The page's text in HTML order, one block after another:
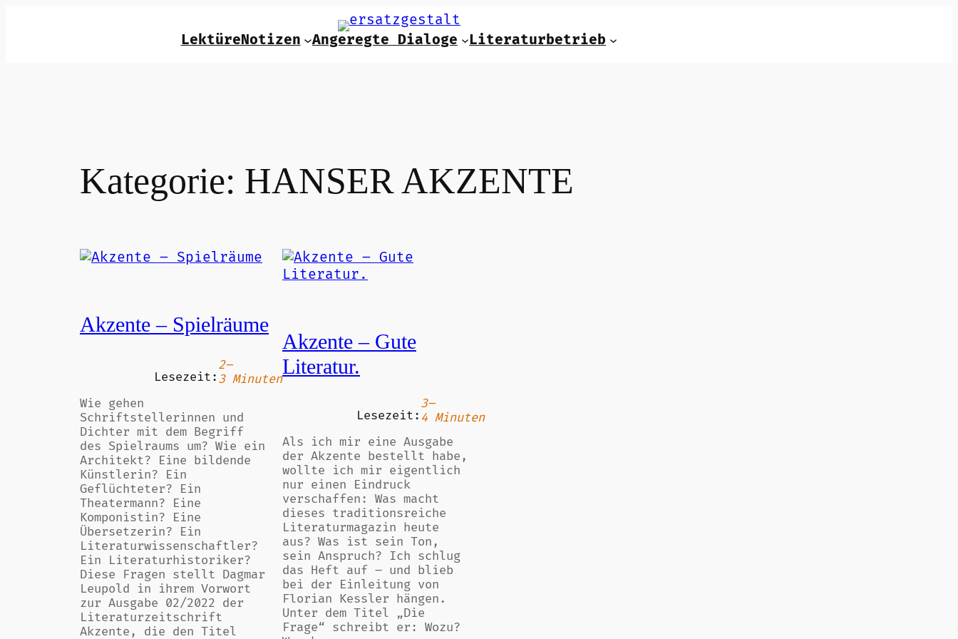
LektüreNotizen Angeregte Dialoge Literaturbetrieb
Kategorie: HANSER AKZENTE
Akzente – Spielräume
Lesezeit:
2–
3 Minuten
Wie gehen
Schriftstellerinnen und
Dichter mit dem Begriff
des Spielraums um? Wie ein
Architekt? Eine bildende
Künstlerin? Ein
Geflüchteter? Ein
Theatermann? Eine
Komponistin? Eine
Übersetzerin? Ein
Literaturwissenschaftler?
Ein Literaturhistoriker?
Diese Fragen stellt Dagmar
Leupold in ihrem Vorwort
zur Ausgabe 02/2022 der
Literaturzeitschrift
Akzente, die den Titel
Akzente – Gute
Literatur.
Lesezeit:
3–
4 Minuten
Als ich mir eine Ausgabe
der Akzente bestellt habe,
wollte ich mir eigentlich
nur einen Eindruck
verschaffen: Was macht
dieses traditionsreiche
Literaturmagazin heute
aus? Was ist sein Ton,
sein Anspruch? Ich schlug
das Heft auf – und blieb
bei der Einleitung von
Florian Kessler hängen.
Unter dem Titel „Die
Frage“ schreibt er: Wozu?